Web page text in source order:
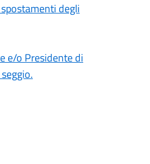
degli
e/o Presidente di